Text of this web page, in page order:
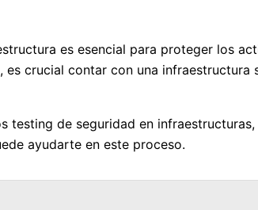
es esencial para proteger los
crucial contar con una
testing de seguridad en
ayudarte en este proceso.